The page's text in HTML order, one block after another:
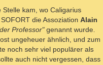
kam, wo Caligarius
die Assoziation Alain
Professor"genannt wurde.
ungeheuer ähnlich, und zum
noch sehr viel populärer als
auch nicht vergessen, dass